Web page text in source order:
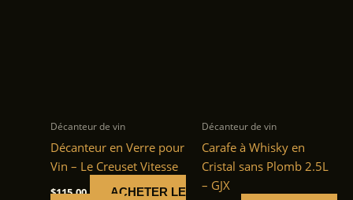
Décanteur de vin
Décanteur en Verre pour
Vin – Le Creuset Vitesse
$115.00
ACHETER LE
Décanteur de vin
Carafe à Whisky en
Cristal sans Plomb 2.5L
– GJX